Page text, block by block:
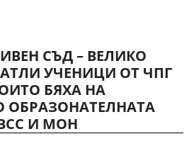
СЪД – ВЕЛИКО
УЧЕНИЦИ ОТ ЧПГ
БЯХА НА
ОБРАЗОНАТЕЛНАТА
И МОН